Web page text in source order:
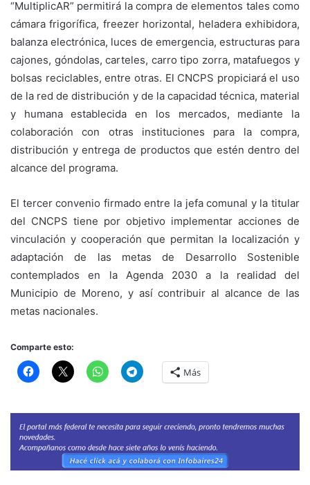
“MultiplicAR” permitirá la compra de elementos tales como
cámara frigorífica, freezer horizontal, heladera exhibidora,
balanza electrónica, luces de emergencia, estructuras para
cajones, góndolas, carteles, carro tipo zorra, matafuegos y
bolsas reciclables, entre otras. El CNCPS propiciará el uso
de la red de distribución y de la capacidad técnica, material
y humana establecida en los mercados, mediante la
colaboración con otras instituciones para la compra,
distribución y entrega de productos que estén dentro del
alcance del programa.
El tercer convenio firmado entre la jefa comunal y la titular
del CNCPS tiene por objetivo implementar acciones de
vinculación y cooperación que permitan la localización y
adaptación de las metas de Desarrollo Sostenible
contemplados en la Agenda 2030 a la realidad del
Municipio de Moreno, y así contribuir al alcance de las
metas nacionales.
Comparte esto:
Más